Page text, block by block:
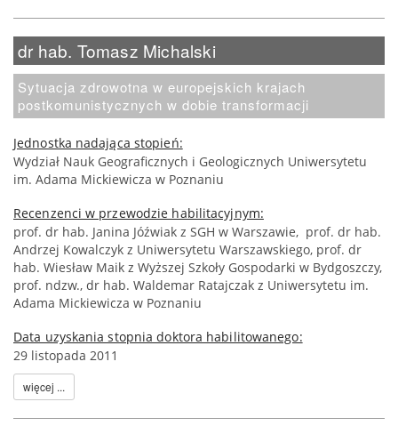
dr hab. Tomasz Michalski
Sytuacja zdrowotna w europejskich krajach
postkomunistycznych w dobie transformacji
Jednostka nadająca stopień:
Wydział Nauk Geograficznych i Geologicznych Uniwersytetu
im. Adama Mickiewicza w Poznaniu
Recenzenci w przewodzie habilitacyjnym:
prof. dr hab. Janina Jóźwiak z SGH w Warszawie, prof. dr hab.
Andrzej Kowalczyk z Uniwersytetu Warszawskiego, prof. dr
hab. Wiesław Maik z Wyższej Szkoły Gospodarki w Bydgoszczy,
prof. ndzw., dr hab. Waldemar Ratajczak z Uniwersytetu im.
Adama Mickiewicza w Poznaniu
Data uzyskania stopnia doktora habilitowanego:
29 listopada 2011
więcej ...